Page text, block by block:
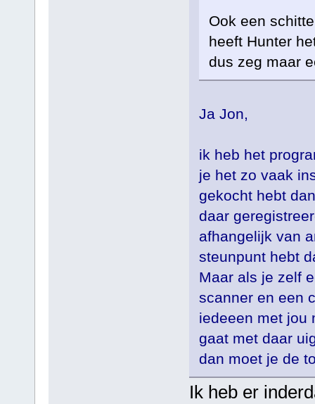
Ook een
heeft Hunter
dus zeg maar
Ja Jon,
ik heb het
je het zo vaak
gekocht hebt
daar
afhangelijk van
steunpunt hebt
Maar als je zelf
scanner en een
iedeeen met jou
gaat met daar
dan moet je de
Ik heb er